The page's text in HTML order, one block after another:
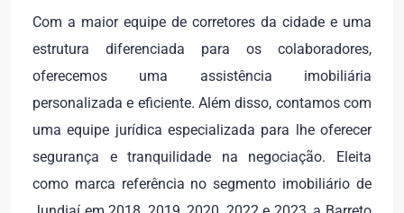
Com a maior equipe de corretores da cidade e uma
estrutura diferenciada para os colaboradores,
oferecemos uma assistência imobiliária
personalizada e eficiente. Além disso, contamos com
uma equipe jurídica especializada para lhe oferecer
segurança e tranquilidade na negociação. Eleita
como marca referência no segmento imobiliário de